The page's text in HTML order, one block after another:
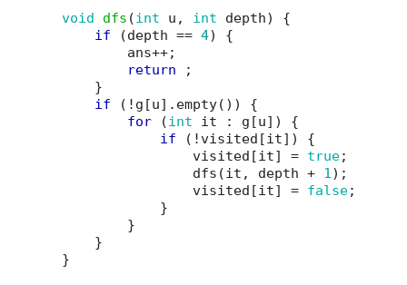
void dfs (int u , int depth)
{
if
(depth == 4)
{
ans++;
return
;
}
if
( ! g [u]. empty())
{
for
(int it : g [u])
{
if
( ! visited [it])
{
visited [it] = true;
dfs (it , depth + 1);
visited [it] = false;
}
}
}
}